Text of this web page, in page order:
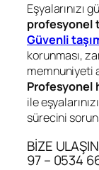
Eşyalarınızı
profesyonel
Güvenli
korunması,
memnuniyeti
Profesyonel
ile
sürecini
BİZE
97 – 0534